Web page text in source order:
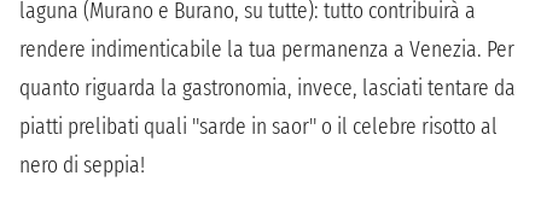
laguna (Murano e Burano, su tutte): tutto contribuirà a
rendere indimenticabile la tua permanenza a Venezia. Per
quanto riguarda la gastronomia, invece, lasciati tentare da
piatti prelibati quali "sarde in saor" o il celebre risotto al
nero di seppia!